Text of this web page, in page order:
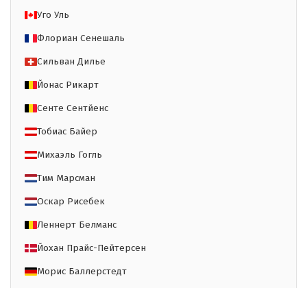
Уго Уль
Флориан Сенешаль
Сильван Дилье
Йонас Рикарт
Сенте Сентйенс
Тобиас Байер
Михаэль Гогль
Тим Марсман
Оскар Рисебек
Леннерт Белманс
Йохан Прайс-Пейтерсен
Морис Баллерстедт